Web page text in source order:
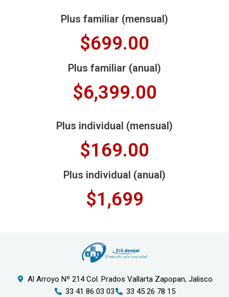
Plus familiar (mensual)
$699.00
Plus familiar (anual)
$6,399.00
Plus individual (mensual)
$169.00
Plus individual (anual)
$1,699
Al Arroyo Nº 214 Col. Prados Vallarta Zapopan, Jalisco
33 41 86 03 03
33 45 26 78 15